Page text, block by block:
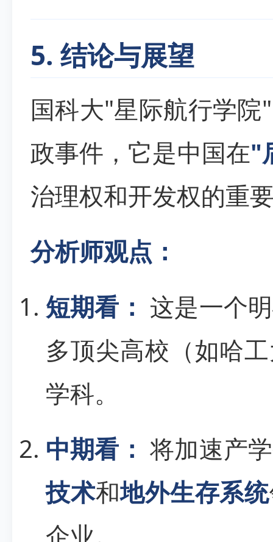
5. 结论与展望
国科大"星际航行学
政事件，它是中国在"
治理权和开发权的重
分析师观点：
短期看： 这是一个
多顶尖高校（如哈
学科。
中期看： 将加速产
技术和地外生存系统
企业。